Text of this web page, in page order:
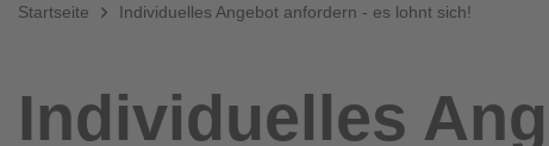
Startseite Individuelles Angebot anfordern - es lohnt sich!
Individuelles